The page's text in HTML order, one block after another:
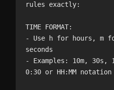
rules exactly:
TIME FORMAT:
- Use h for hours, m
seconds
- Examples: 10m, 30s,
0:30 or HH:MM notation